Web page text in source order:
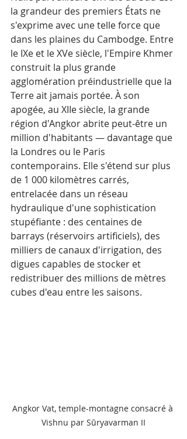
la grandeur des premiers États ne
s'exprime avec une telle force que
dans les plaines du Cambodge. Entre
le IXe et le XVe siècle, l'Empire Khmer
construit la plus grande
agglomération préindustrielle que la
Terre ait jamais portée. À son
apogée, au XIIe siècle, la grande
région d'Angkor abrite peut-être un
million d'habitants — davantage que
la Londres ou le Paris
contemporains. Elle s'étend sur plus
de 1 000 kilomètres carrés,
entrelacée dans un réseau
hydraulique d'une sophistication
stupéfiante : des centaines de
barrays (réservoirs artificiels), des
milliers de canaux d'irrigation, des
digues capables de stocker et
redistribuer des millions de mètres
cubes d'eau entre les saisons.
Angkor Vat, temple-montagne consacré à
Vishnu par Sūryavarman II